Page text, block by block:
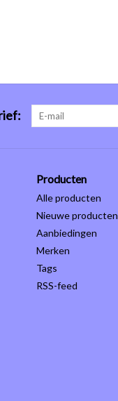
Producten
Alle producten
Nieuwe producten
Aanbiedingen
Merken
Tags
RSS-feed